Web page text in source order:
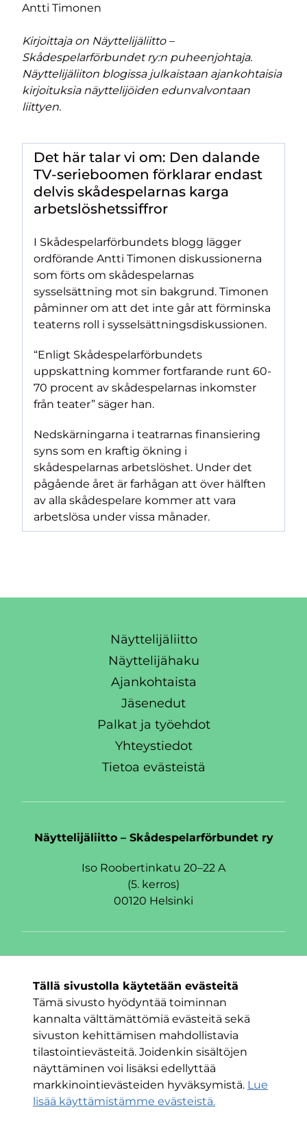
Tällä sivustolla käytetään evästeitä
Tämä sivusto hyödyntää toiminnan
kannalta välttämättömiä evästeitä sekä
sivuston kehittämisen mahdollistavia
tilastointievästeitä. Joidenkin sisältöjen
näyttäminen voi lisäksi edellyttää
markkinointievästeiden hyväksymistä. Lue
lisää käyttämistämme evästeistä.
Antti Timonen
Kirjoittaja on Näyttelijäliitto –
Skådespelarförbundet ry:n puheenjohtaja.
Näyttelijäliiton blogissa julkaistaan ajankohtaisia
kirjoituksia näyttelijöiden edunvalvontaan
liittyen.
Det här talar vi om: Den dalande
TV-serieboomen förklarar endast
delvis skådespelarnas karga
arbetslöshetssiffror
I Skådespelarförbundets blogg lägger
ordförande Antti Timonen diskussionerna
som förts om skådespelarnas
sysselsättning mot sin bakgrund. Timonen
påminner om att det inte går att förminska
teaterns roll i sysselsättningsdiskussionen.
“Enligt Skådespelarförbundets
uppskattning kommer fortfarande runt 60-
70 procent av skådespelarnas inkomster
från teater” säger han.
Nedskärningarna i teatrarnas finansiering
syns som en kraftig ökning i
skådespelarnas arbetslöshet. Under det
pågående året är farhågan att över hälften
av alla skådespelare kommer att vara
arbetslösa under vissa månader.
Näyttelijäliitto
Näyttelijähaku
Ajankohtaista
Jäsenedut
Palkat ja työehdot
Yhteystiedot
Tietoa evästeistä
Näyttelijäliitto – Skådespelarförbundet ry
Iso Roobertinkatu 20–22 A
(5. kerros)
00120 Helsinki
Facebook
TwitterInstagram